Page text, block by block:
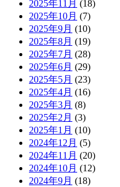
2025年11月 (18)
2025年10月 (7)
2025年9月 (10)
2025年8月 (19)
2025年7月 (28)
2025年6月 (29)
2025年5月 (23)
2025年4月 (16)
2025年3月 (8)
2025年2月 (3)
2025年1月 (10)
2024年12月 (5)
2024年11月 (20)
2024年10月 (12)
2024年9月 (18)